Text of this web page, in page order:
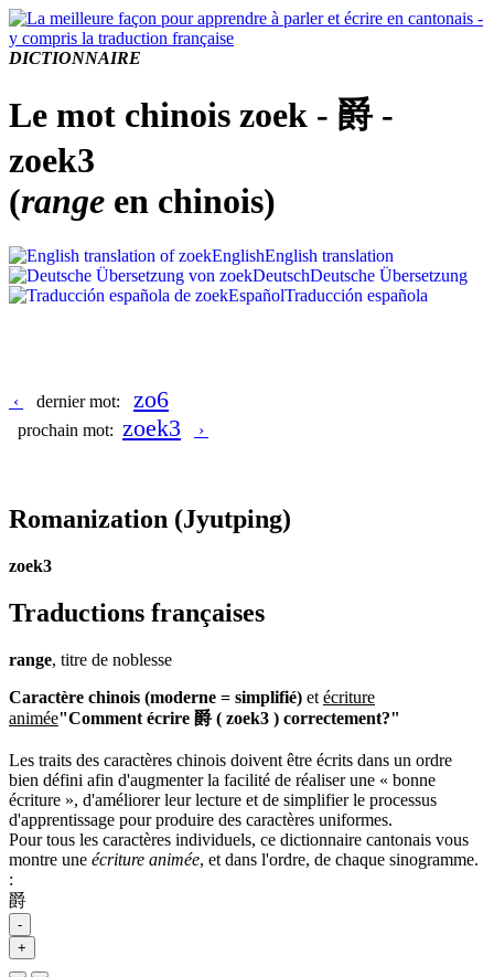
DICTIONNAIRE
Le mot chinois zoek - 爵 -
zoek3
(range en chinois)
EnglishEnglish translation
DeutschDeutsche Übersetzung
EspañolTraducción española
‹ dernier mot: zo6
prochain mot: zoek3 ›
Romanization (Jyutping)
zoek3
Traductions françaises
range, titre de noblesse
Caractère chinois (moderne = simplifié) et écriture
animée"Comment écrire 爵 ( zoek3 ) correctement?"
Les traits des caractères chinois doivent être écrits dans un ordre
bien défini afin d'augmenter la facilité de réaliser une « bonne
écriture », d'améliorer leur lecture et de simplifier le processus
d'apprentissage pour produire des caractères uniformes.
Pour tous les caractères individuels, ce dictionnaire cantonais vous
montre une écriture animée, et dans l'ordre, de chaque sinogramme.
:
爵
-
+